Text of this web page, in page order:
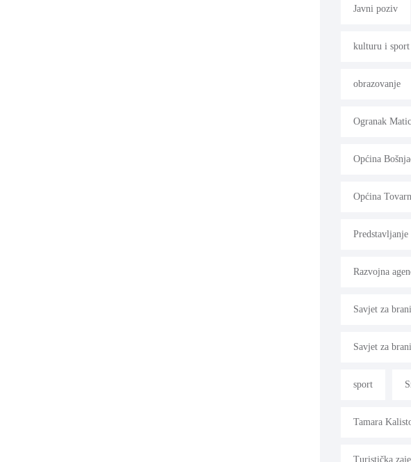
Javni poziv
kulturu i sport
obrazovanje
Ogranak
Općina
Općina
Razvojna
Savjet za
Savjet za
sport
Tamara
Turistička